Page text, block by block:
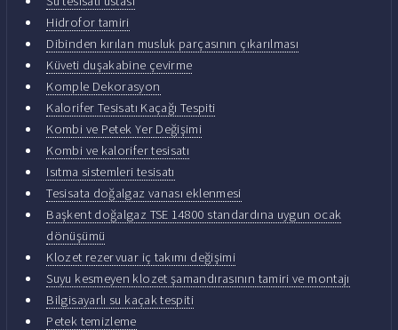
Hidrofor tamiri
Dibinden kırılan musluk parçasının çıkarılması
Küveti duşakabine çevirme
Komple Dekorasyon
Kalorifer Tesisatı Kaçağı Tespiti
Kombi ve Petek Yer Değişimi
Kombi ve kalorifer tesisatı
Isıtma sistemleri tesisatı
Tesisata doğalgaz vanası eklenmesi
Başkent doğalgaz TSE 14800 standardına uygun ocak
dönüşümü
Klozet rezervuar iç takımı değişimi
Suyu kesmeyen klozet şamandırasının tamiri ve montajı
Bilgisayarlı su kaçak tespiti
Petek temizleme